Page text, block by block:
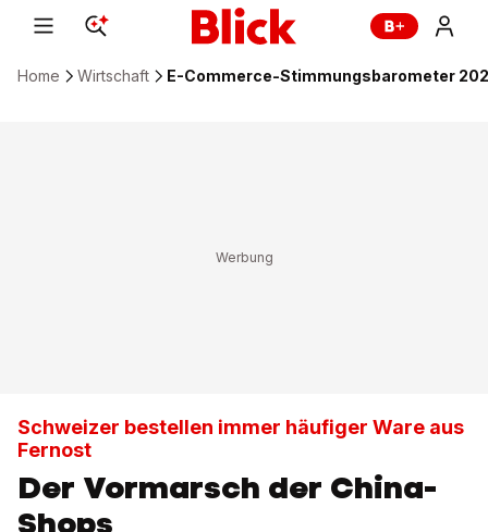
Home Wirtschaft E-Commerce-Stimmungsbarometer
Schweizer bestellen immer häufiger Ware aus
Fernost
Der Vormarsch der China-
Shops